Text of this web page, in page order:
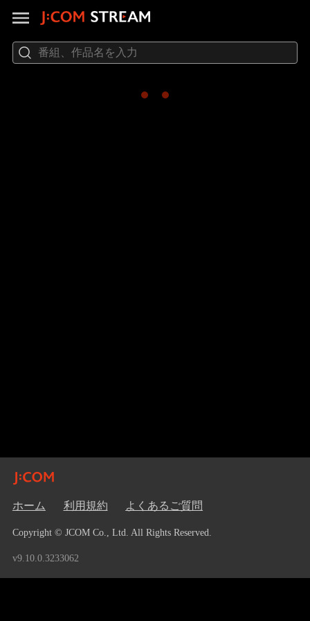
ホーム 利用規約 よくあるご質問
Copyright © JCOM Co., Ltd. All Rights Reserved.
v9.10.0.3233062